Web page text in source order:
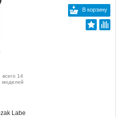
В корзину
всего 14
моделей
Labe